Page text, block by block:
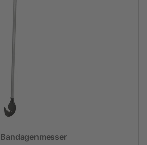
Bandagenmesser